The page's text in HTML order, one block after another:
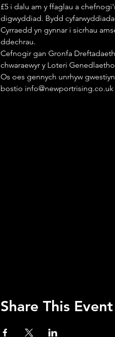
£5 i dalu am y ffaglau a
digwyddiad. Bydd
Cyrraedd yn gynnar i sicrhau
ddechrau.
Cefnogir gan Gronfa
chwaraewyr y Loteri
Os oes gennych unrhyw
bostio info@newportrising.co.uk
Share This Event